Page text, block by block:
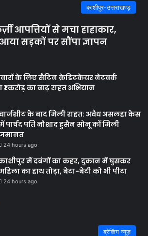
काशीपुर-उत्तराखण्ड़
आपत्तियों से मचा हाहाकार,
सड़कों पर सौंपा ज्ञापन
के लिए सैटिन क्रेडिटकेयर नेटवर्क
करोड़ का बाढ़ राहत अभियान
के बाद मिली राहत: अवैध असलहा केस
पार्षद पति नौशाद हुसैन सोनू कों मिली
24 hours ago
में दबंगों का कहर, दुकान में घुसकर
का हाथ तोड़ा, बेटा-बेटी को भी पीटा
24 hours ago
ब्रेकिंग न्यूज़